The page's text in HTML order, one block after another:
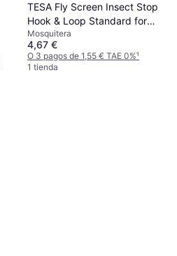
TESA Fly Screen Insect Stop
Hook & Loop Standard for
Windows 100cm x 100cm
Mosquitera
4,67 €
O 3 pagos de 1,55 € TAE 0%¹
1 tienda